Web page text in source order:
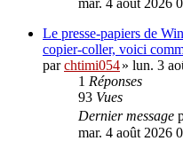
mar. 4 août 2026
Le presse-papiers de
copier-coller, voici
parchtimi054» lun. 3
1 Réponses
93 Vues
Dernier message
mar. 4 août 2026